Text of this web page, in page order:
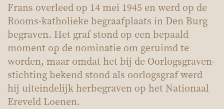
Frans overleed op 14 mei 1945 en werd op de
Rooms-katholieke begraafplaats in Den Burg
begraven. Het graf stond op een bepaald
moment op de nominatie om geruimd te
worden, maar omdat het bij de Oorlogsgraven-
stichting bekend stond als oorlogsgraf werd
hij uiteindelijk herbegraven op het Nationaal
Ereveld Loenen.